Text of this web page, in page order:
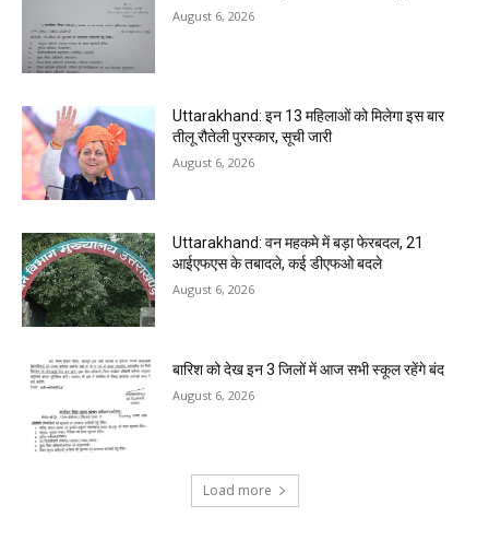
August 6, 2026
Uttarakhand: इन 13 महिलाओं को मिलेगा इस बार
तीलू रौतेली पुरस्कार, सूची जारी
August 6, 2026
Uttarakhand: वन महकमे में बड़ा फेरबदल, 21
आईएफएस के तबादले, कई डीएफओ बदले
August 6, 2026
बारिश को देख इन 3 जिलों में आज सभी स्कूल रहेंगे बंद
August 6, 2026
Load more